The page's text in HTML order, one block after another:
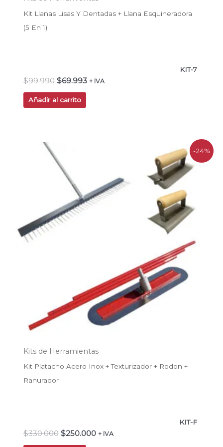
Kit Llanas Lisas Y Dentadas + Llana Esquineradora
(5 En 1)
KIT-7
$99.990 $69.993 + IVA
Añadir al carrito
-24%
Kits de Herramientas
Kit Platacho Acero Inox + Texturizador + Rodon +
Ranurador
KIT-F
$330.000
original
era:
$330.000.
$250.000
$250.000.
+ IVA